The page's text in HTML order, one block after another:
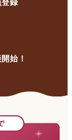
登録
始！